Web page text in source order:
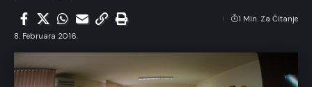
8. Februara 2016.
1 Min. Za Čitanje